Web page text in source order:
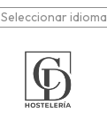
Seleccionar idioma